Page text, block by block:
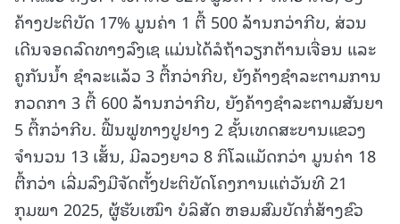
ຄ້າງປະຕິບັດ 17% ມູນຄ່າ 1 ຕື້ 500 ລ້ານກວ່າກີບ, ສ່ວນ
ເດີນຈອດລົດທາງລົງເຊ ແມ່ນໄດ້ລໍຖ້າວຽກຕ້ານເຈື່ອນ ແລະ
ຄູກັນນໍ້າ ຊຳລະແລ້ວ 3 ຕື້ກວ່າກີບ, ຍັງຄ້າງຊຳລະຕາມການ
ກວດກາ 3 ຕື້ 600 ລ້ານກວ່າກີບ, ຍັງຄ້າງຊຳລະຕາມສັນຍາ
5 ຕື້ກວ່າກີບ. ຟື້ນຟູທາງປູຢາງ 2 ຊັ້ນເທດສະບານແຂວງ
ຈຳນວນ 13 ເສັ້ນ, ມີລວງຍາວ 8 ກິໂລແມັດກວ່າ ມູນຄ່າ 18
ຕື້ກວ່າ ເລີ່ມລົງມືຈັດຕັ້ງປະຕິບັດໂຄງການແຕ່ວັນທີ 21
ກຸມພາ 2025, ຜູ້ຮັບເໝົາ ບໍລິສັດ ຫອມສົມບັດກໍ່ສ້າງຂົວ